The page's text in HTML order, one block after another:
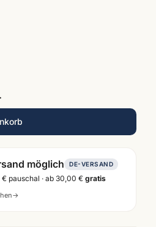
möglich DE-VERSAND
€ pauschal · ab 30,00 € gratis
→